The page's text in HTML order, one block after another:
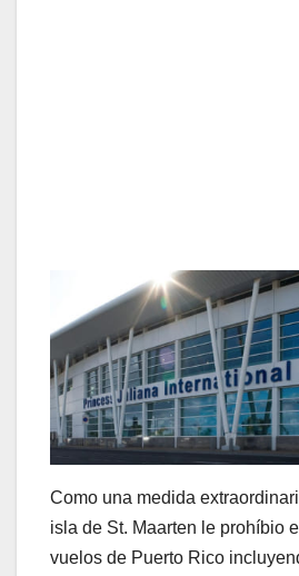
Como una medida
isla de St. Maarten le prohíbio
vuelos de Puerto Rico